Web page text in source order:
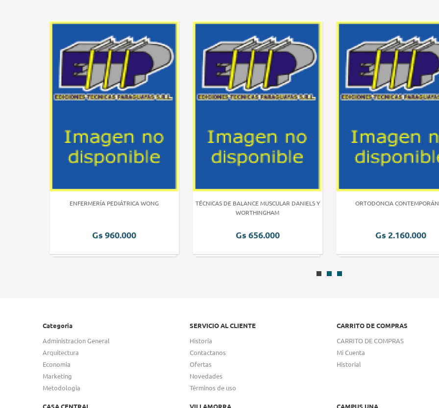
ENFERMERÍA PEDIÁTRICA WONG
Gs 960.000
TÉCNICAS DE BALANCE MUSCULAR DANIELS Y
WORTHINGHAM
Gs 656.000
ORTODONCIA
Gs 2.160.000
Categoria
Administracion General
Arquitectura
Economia
Marketing
Metodologia
SERVICIO AL CLIENTE
Historia
Contactanos
Ofertas
Novedades
Términos de uso
CARRITO DE COMPRAS
CARRITO DE COMPRAS
Mi Cuenta
Historial
CASA CENTRAL VILLAMORRA CAMPUS UNA